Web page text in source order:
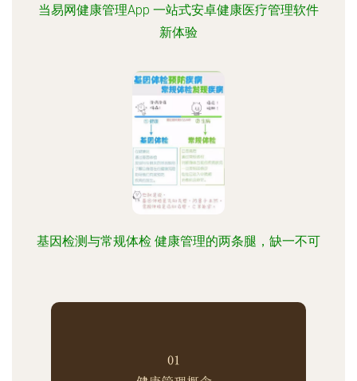
当易网健康管理App 一站式安卓健康医疗管理软件
新体验
基因检测与常规体检 健康管理的两条腿，缺一不可